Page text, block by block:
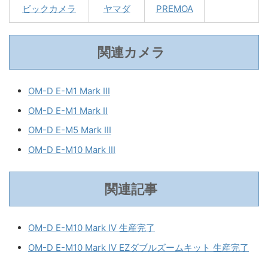
ビックカメラ ヤマダ PREMOA
関連カメラ
OM-D E-M1 Mark III
OM-D E-M1 Mark II
OM-D E-M5 Mark III
OM-D E-M10 Mark III
関連記事
OM-D E-M10 Mark IV 生産完了
OM-D E-M10 Mark IV EZダブルズームキット 生産完了